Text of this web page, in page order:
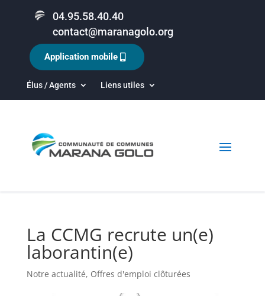
04.95.58.40.40
contact@maranagolo.org
Élus / Agents Liens utiles
Application mobile
La CCMG recrute un(e)
laborantin(e)
Notre actualité, Offres d'emploi clôturées